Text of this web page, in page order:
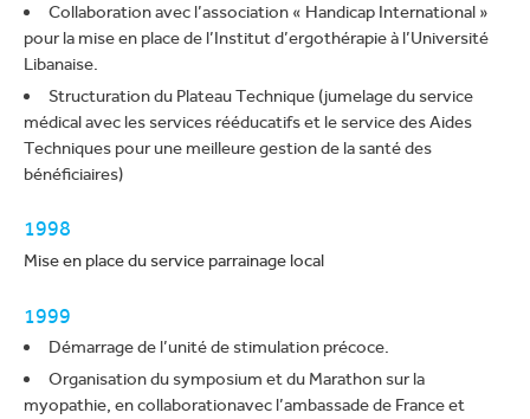
Collaboration avec l’association « Handicap International »
pour la mise en place de l’Institut d’ergothérapie à l’Université
Libanaise.
Structuration du Plateau Technique (jumelage du service
médical avec les services rééducatifs et le service des Aides
Techniques pour une meilleure gestion de la santé des
bénéficiaires)
1998
Mise en place du service parrainage local
1999
Démarrage de l’unité de stimulation précoce.
Organisation du symposium et du Marathon sur la
myopathie, en collaborationavec l’ambassade de France et